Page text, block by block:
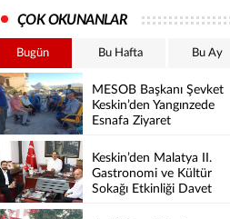
ÇOK OKUNANLAR
Bugün Bu Hafta Bu Ay
MESOB Başkanı Şevket
Keskin’den Yangınzede
Esnafa Ziyaret
Keskin’den Malatya II.
Gastronomi ve Kültür
Sokağı Etkinliği Davet